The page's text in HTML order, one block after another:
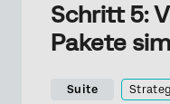
Schritt 5:
Pakete
Suite